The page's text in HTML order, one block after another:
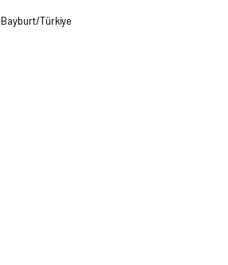
Bayburt/Türkiye